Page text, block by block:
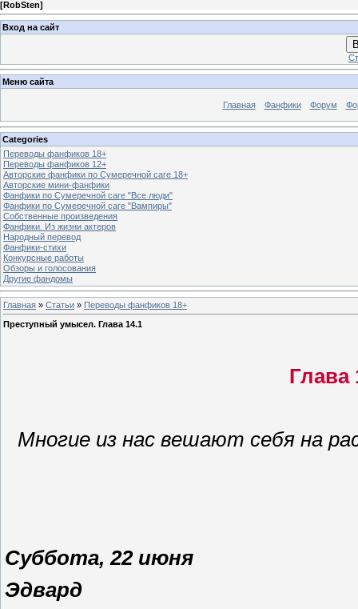
[RobSten]
Вход на сайт
Меню сайта
Главная Фанфики Форум
Categories
Переводы фанфиков 18+
Переводы фанфиков 12+
Авторские фанфики по Сумеречной саге 18+
Авторские мини-фанфики
Фанфики по Сумеречной саге "Все люди"
Фанфики по Сумеречной саге "Вампиры"
Собственные произведения
Фанфики. Из жизни актеров
Народный перевод
Фанфики-стихи
Конкурсные работы
Обзоры и голосования
Другие фандомы
Главная » Статьи » Переводы фанфиков 18+
Преступный умысел. Глава 14.1
Глава
Многие из нас вешают себя на
Суббота, 22 июня
Эдвард